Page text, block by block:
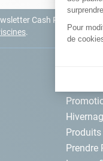
Cash Piscines par
.
NOS
Prendre
Pour
de